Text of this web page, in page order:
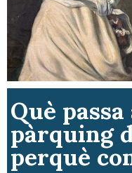
Què
pàrquing
perquè